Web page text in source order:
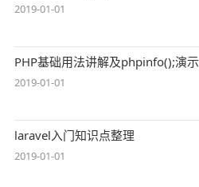
2019-01-01
PHP基础用法讲解及phpinfo();演示
2019-01-01
laravel入门知识点整理
2019-01-01